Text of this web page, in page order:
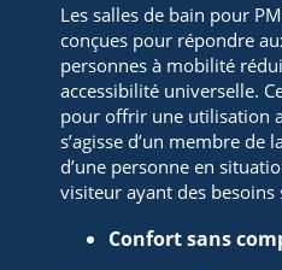
Les salles de bain pour
conçues pour répondre
personnes à mobilité
accessibilité universelle.
pour offrir une utilisation
s’agisse d’un membre de
d’une personne en
visiteur ayant des besoins
Confort sans